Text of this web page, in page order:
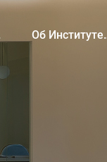
Об Институте KHIDI